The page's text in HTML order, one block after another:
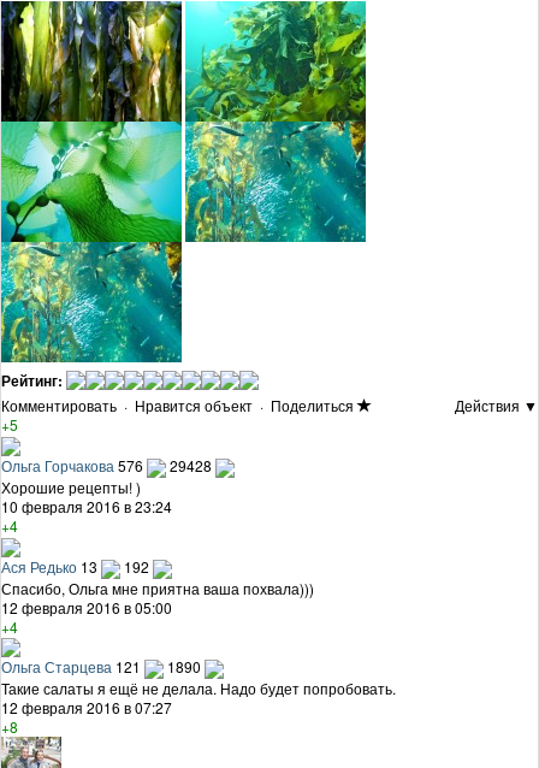
Рейтинг:
Комментировать · Нравится объект · Поделиться
Действия ▼
+5
Ольга Горчакова 576
29428
Хорошие рецепты! )
10 февраля 2016 в 23:24
+4
Ася Редько 13
192
Спасибо, Ольга мне приятна ваша похвала)))
12 февраля 2016 в 05:00
+4
Ольга Старцева 121
1890
Такие салаты я ещё не делала. Надо будет попробовать.
12 февраля 2016 в 07:27
+8